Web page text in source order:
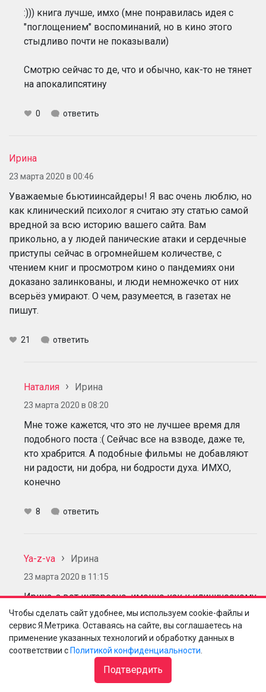
:))) книга лучше, имхо (мне понравилась идея с
"поглощением" воспоминаний, но в кино этого
стыдливо почти не показывали)
Смотрю сейчас то де, что и обычно, как-то не тянет
на апокалипсятину
0 ответить
Ирина
23 марта 2020 в 00:46
Уважаемые бьютиинсайдеры! Я вас очень люблю, но
как клинический психолог я считаю эту статью самой
вредной за всю историю вашего сайта. Вам
прикольно, а у людей панические атаки и сердечные
приступы сейчас в огромнейшем количестве, с
чтением книг и просмотром кино о пандемиях они
доказано залинкованы, и люди немножечко от них
всерьёз умирают. О чем, разумеется, в газетах не
пишут.
21 ответить
Наталия Ирина
23 марта 2020 в 08:20
Мне тоже кажется, что это не лучшее время для
подобного поста :( Сейчас все на взводе, даже те,
кто храбрится. А подобные фильмы не добавляют
ни радости, ни добра, ни бодрости духа. ИМХО,
конечно
8 ответить
Ya-z-va Ирина
23 марта 2020 в 11:15
Ирина, а вот интересно, именно как к клиническому
психологу к вам вопрос) Не я инициировала этот
пост, но я лично с удовольствием посмотрела два
фильма из рекомендованных, и они мне отлично
зашли, лучше, чем какие бы ни было другие. Хотя я
не фанат утопий, анти-утопий, фильмов-катастроф и
вот этого вот всего. Как ни разу не психолог, а
Чтобы сделать сайт удобнее, мы используем cookie-файлы и
сервис Я.Метрика. Оставаясь на сайте, вы соглашаетесь на
применение указанных технологий и обработку данных в
соответствии с Политикой конфиденциальности
Подтвердить